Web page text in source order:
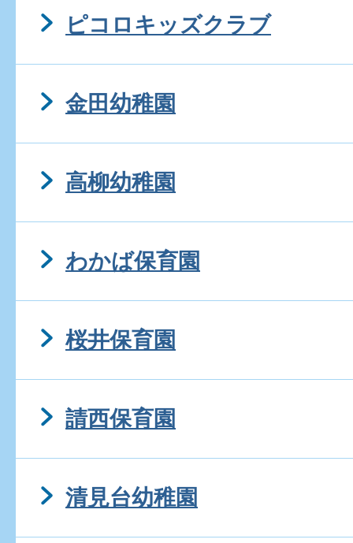
ピコロキッズクラブ
金田幼稚園
高柳幼稚園
わかば保育園
桜井保育園
請西保育園
清見台幼稚園